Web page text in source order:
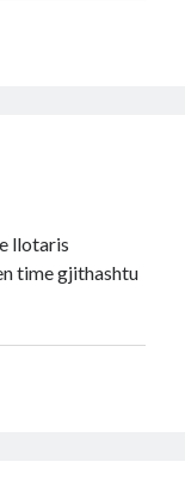
llotaris
time gjithashtu